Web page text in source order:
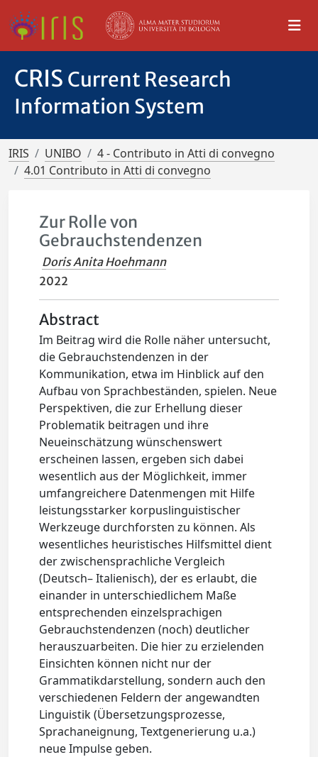
CRIS Current Research
Information System
IRIS UNIBO
4 - Contributo in Atti di convegno
4.01 Contributo in Atti di convegno
Zur Rolle von
Gebrauchstendenzen
Doris Anita Hoehmann
2022
Abstract
Im Beitrag wird die Rolle näher untersucht,
die Gebrauchstendenzen in der
Kommunikation, etwa im Hinblick auf den
Aufbau von Sprachbeständen, spielen. Neue
Perspektiven, die zur Erhellung dieser
Problematik beitragen und ihre
Neueinschätzung wünschenswert
erscheinen lassen, ergeben sich dabei
wesentlich aus der Möglichkeit, immer
umfangreichere Datenmengen mit Hilfe
leistungsstarker korpuslinguistischer
Werkzeuge durchforsten zu können. Als
wesentliches heuristisches Hilfsmittel dient
der zwischensprachliche Vergleich
(Deutsch– Italienisch), der es erlaubt, die
einander in unterschiedlichem Maße
entsprechenden einzelsprachigen
Gebrauchstendenzen (noch) deutlicher
herauszuarbeiten. Die hier zu erzielenden
Einsichten können nicht nur der
Grammatikdarstellung, sondern auch den
verschiedenen Feldern der angewandten
Linguistik (Übersetzungsprozesse,
Sprachaneignung, Textgenerierung u.a.)
neue Impulse geben.